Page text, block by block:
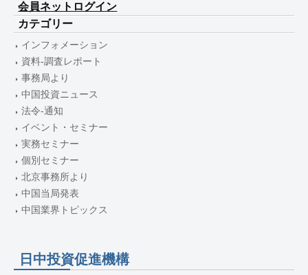
会員ネットログイン
カテゴリー
インフォメーション
資料-調査レポート
事務局より
中国投資ニュース
法令-通知
イベント・セミナー
実務セミナー
個別セミナー
北京事務所より
中国当局発表
中国業界トピックス
日中投資促進機構